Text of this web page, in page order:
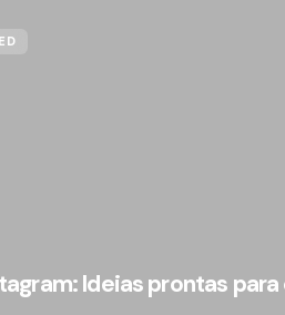
Ideias prontas